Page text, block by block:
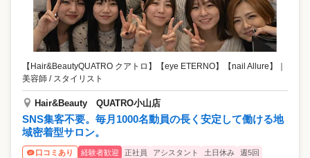
【Hair&BeautyQUATRO クアトロ】【eye ETERNO】【nail Allure】
美容師 / スタイリスト
Hair&Beauty QUATRO小山店
SNS集客不要。毎月1000名動員の長く安定して働ける地
域密着型サロン。
口コミあり 経験者歓迎 正社員 アシスタント 土日休み
週5回